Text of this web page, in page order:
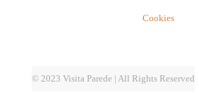
Cookies
© 2023 Visita Parede | All Rights Reserved